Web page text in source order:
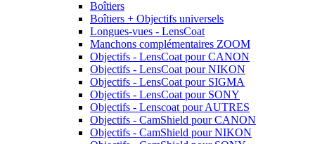
Boîtiers
Boîtiers + Objectifs universels
Longues-vues - LensCoat
Manchons complémentaires ZOOM
Objectifs - LensCoat pour CANON
Objectifs - LensCoat pour NIKON
Objectifs - LensCoat pour SIGMA
Objectifs - LensCoat pour SONY
Objectifs - Lenscoat pour AUTRES
Objectifs - CamShield pour CANON
Objectifs - CamShield pour NIKON